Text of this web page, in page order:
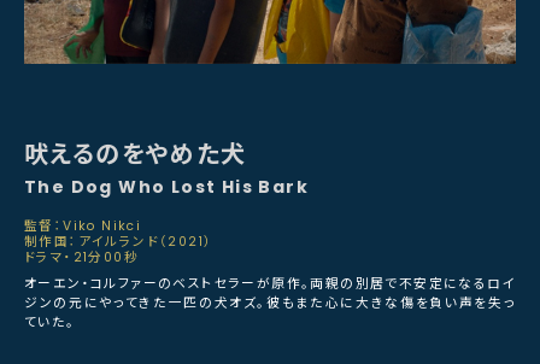
吠えるのをやめた犬
The Dog Who Lost His Bark
監督：Viko Nikci
制作国：アイルランド（2021）
ドラマ・21分00秒
オーエン・コルファーのベストセラーが原作。両親の別居で不安定になるロイ
ジンの元にやってきた一匹の犬オズ。彼もまた心に大きな傷を負い声を失っ
ていた。